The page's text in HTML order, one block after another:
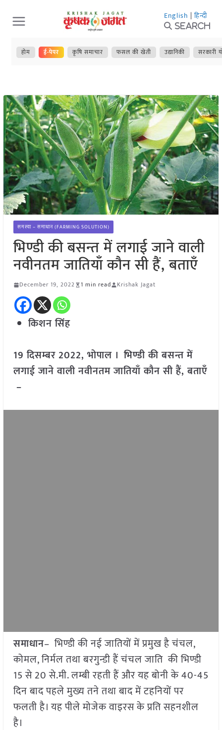
Skip
to
content
English | हिन्दी
Search
होम ई-पेपर कृषि समाचार फसल की खेती उद्यानिकी सरकारी
समस्या – समाधान (FARMING SOLUTION)
भिण्डी की बसन्त में लगाई जाने वाली
नवीनतम जातियाँ कौन सी हैं, बताएँ
December 19, 2022 1 min read Krishak Jagat
किशन सिंह
19 दिसम्बर 2022, भोपाल । भिण्डी की बसन्त में
लगाई जाने वाली नवीनतम जातियाँ कौन सी हैं, बताएँ
–
समाधान– भिण्डी की नई जातियों में प्रमुख है चंचल,
कोमल, निर्मल तथा बरगुन्डी हैं चंचल जाति की भिण्डी
15 से 20 से.मी. लम्बी रहती हैं और यह बोनी के 40-45
दिन बाद पहले मुख्य तने तथा बाद में टहनियों पर
फलती है। यह पीले मोजेक वाइरस के प्रति सहनशील
है।